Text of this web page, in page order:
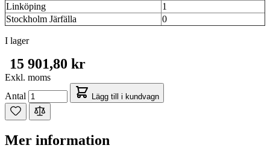
Linköping
1
Stockholm Järfälla
0
I lager
15 901,80 kr
Exkl. moms
Antal
Lägg till i kundvagn
Mer information